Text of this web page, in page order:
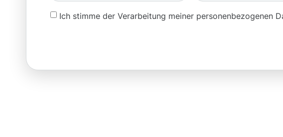
Ich stimme der Verarbeitung meiner personenbezogenen